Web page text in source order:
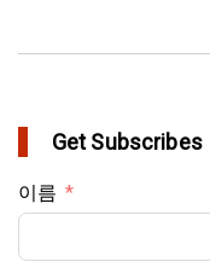
Get Subscribes
이름